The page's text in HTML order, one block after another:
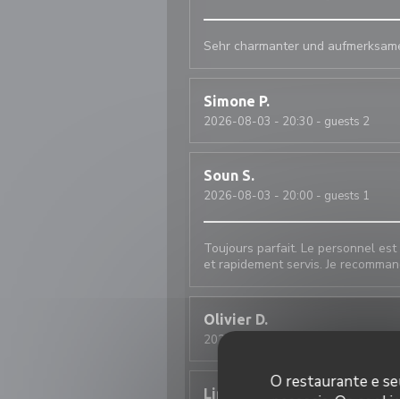
O restaurante e
Sehr charmanter und
Simone P
2026-08-03 - 20:30 - guests 2
Soun S
2026-08-03 - 20:00 - guests 1
Toujours parfait. Le personnel
et rapidement servis. Je
Olivier D
2026-07-28
Linda